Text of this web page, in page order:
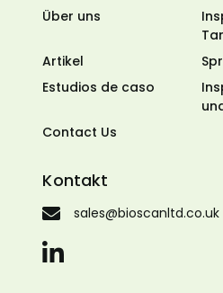
Über uns
Artikel
Estudios de caso
Contact Us
Kontakt
sales@bioscanltd.co.uk